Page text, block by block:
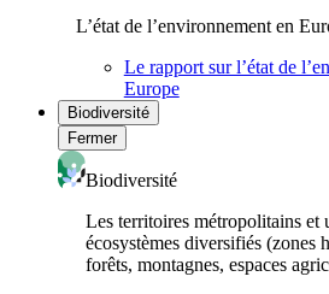
L’état de l’environnement en
Le rapport sur l’état de
Europe
Biodiversité
Fermer
Biodiversité
Les territoires métropolitains et
écosystèmes diversifiés (zones
forêts, montagnes, espaces